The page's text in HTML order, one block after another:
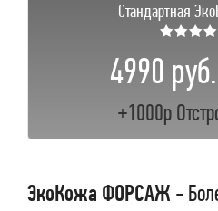
Стандартная
4990 руб.
+1000р
ЭкоКожа ФОРСАЖ -